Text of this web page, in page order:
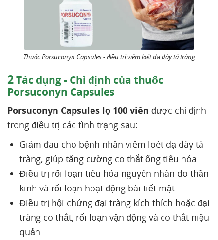
Thuốc Porsuconyn Capsules - điều trị viêm loét dạ dày tá tràng
2Tác dụng - Chỉ định của thuốc
Porsuconyn Capsules
Porsuconyn Capsules lọ 100 viên được chỉ định
trong điều trị các tình trạng sau:
Giảm đau cho bệnh nhân viêm loét dạ dày tá
tràng, giúp tăng cường co thắt ống tiêu hóa
Điều trị rối loạn tiêu hóa nguyên nhân do thần
kinh và rối loạn hoạt động bài tiết mật
Điều trị hội chứng đại tràng kích thích hoặc đại
tràng co thắt, rối loạn vận động và co thắt niệu
quản